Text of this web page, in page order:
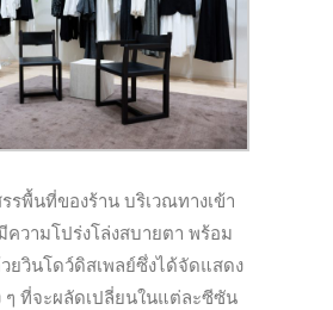
รพื้นที่ของร้าน บริเวณทางเข้า
วามโปร่งโล่งสบายตา พร้อม
ยวินโดว์ดิสเพลย์ซึ่งได้จัดแสดง
ๆ ที่จะผลัดเปลี่ยนในแต่ละซีซัน